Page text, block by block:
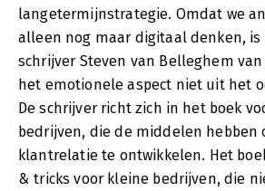
langetermijnstrategie. Omdat we
alleen nog maar digitaal denken,
schrijver Steven van Belleghem
het emotionele aspect niet uit het
De schrijver richt zich in het boek
bedrijven, die de middelen hebben
klantrelatie te ontwikkelen. Het
& tricks voor kleine bedrijven, die